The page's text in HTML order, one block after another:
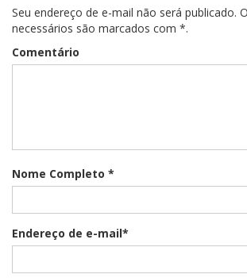
Seu endereço de e-mail não será publicado.
necessários são marcados com *.
Comentário
Nome Completo *
Endereço de e-mail*